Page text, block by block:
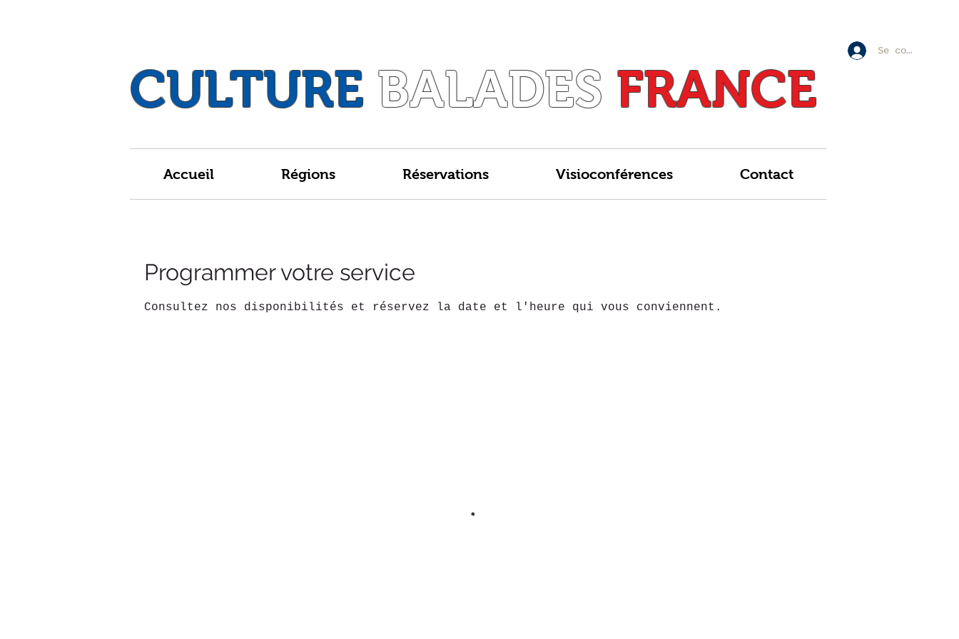
CULTURE BALADES FRANCE
Se connecter
Accueil Régions Réservations Visioconférences Contact
Programmer votre service
Consultez nos disponibilités et réservez la date et l'heure qui vous conviennent.